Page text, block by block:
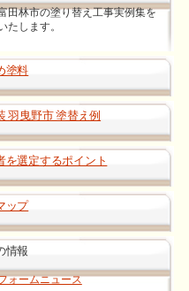
田林市の塗り替え工事実例集を
たします。
塗料
羽曳野市 塗替え例
を選定するポイント
ップ
情報
ォームニュース